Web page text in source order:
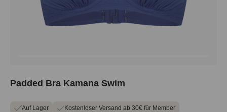
Padded Bra Kamana Swim
Auf Lager
Kostenloser Versand ab 30€ für Member